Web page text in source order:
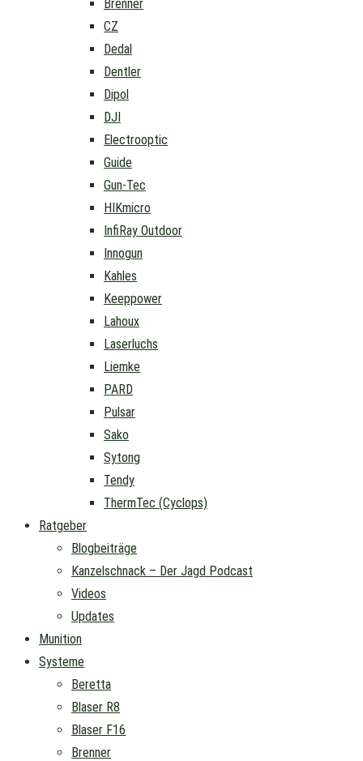
Brenner
CZ
Dedal
Dentler
Dipol
DJI
Electrooptic
Guide
Gun-Tec
HIKmicro
InfiRay Outdoor
Innogun
Kahles
Keeppower
Lahoux
Laserluchs
Liemke
PARD
Pulsar
Sako
Sytong
Tendy
ThermTec (Cyclops)
Ratgeber
Blogbeiträge
Kanzelschnack – Der Jagd Podcast
Videos
Updates
Munition
Systeme
Beretta
Blaser R8
Blaser F16
Brenner